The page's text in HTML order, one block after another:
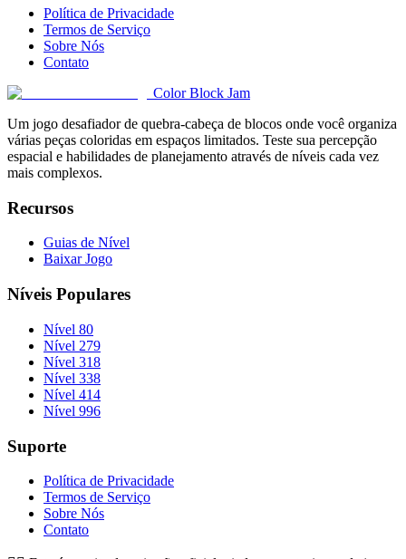
Política de Privacidade
Termos de Serviço
Sobre Nós
Contato
Color Block Jam
Um jogo desafiador de quebra-cabeça de blocos onde você organiza
várias peças coloridas em espaços limitados. Teste sua percepção
espacial e habilidades de planejamento através de níveis cada vez
mais complexos.
Recursos
Guias de Nível
Baixar Jogo
Níveis Populares
Nível 80
Nível 279
Nível 318
Nível 338
Nível 414
Nível 996
Suporte
Política de Privacidade
Termos de Serviço
Sobre Nós
Contato